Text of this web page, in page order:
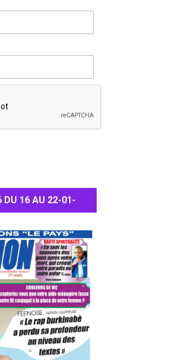
DU 16 AU 22-01-